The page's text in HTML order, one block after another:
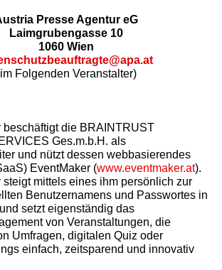
Presse Agentur eG
Laimgrubengasse 10
1060 Wien
Folgenden Veranstalter)
beschäftigt die BRAINTRUST
Ges.m.b.H. als
und nützt dessen webbasierendes
EventMaker (www.eventmaker.at).
steigt mittels eines ihm persönlich zur
Benutzernamens und Passwortes in
setzt eigenständig das
von Veranstaltungen, die
Umfragen, digitalen Quiz oder
einfach, zeitsparend und innovativ